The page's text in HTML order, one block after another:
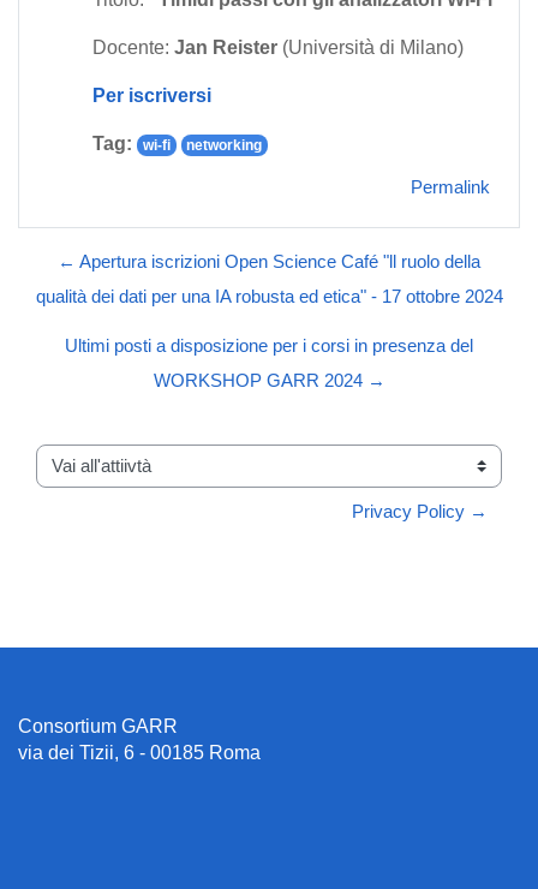
Docente: Jan Reister (Università di Milano)
Per iscriversi
Tag: wi-fi networking
Permalink
← Apertura iscrizioni Open Science Café "ll ruolo della
qualità dei dati per una IA robusta ed etica" - 17 ottobre 2024
Ultimi posti a disposizione per i corsi in presenza del
WORKSHOP GARR 2024 →
Vai all'attiivtà
Privacy Policy →
Consortium GARR
via dei Tizii, 6 - 00185 Roma